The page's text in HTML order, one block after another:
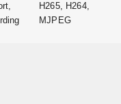
H265, H264,
MJPEG